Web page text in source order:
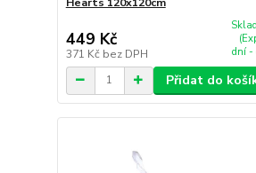
Hearts 120x120cm
449 Kč
371 Kč bez DPH
dní -
Přidat do